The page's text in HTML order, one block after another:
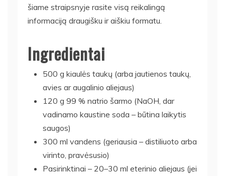
šiame straipsnyje rasite visą reikalingą
informaciją draugišku ir aiškiu formatu.
Ingredientai
500 g kiaulės taukų (arba jautienos taukų,
avies ar augalinio aliejaus)
120 g 99 % natrio šarmo (NaOH, dar
vadinamo kaustine soda – būtina laikytis
saugos)
300 ml vandens (geriausia – distiliuoto arba
virinto, pravėsusio)
Pasirinktinai – 20–30 ml eterinio aliejaus (jei